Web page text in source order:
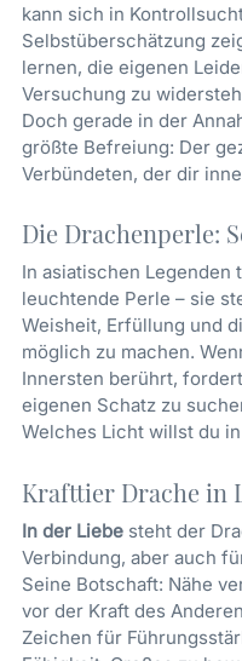
kann sich in
Selbstüberschätzung
lernen, die eigenen
Versuchung zu
Doch gerade in der
größte Befreiung: Der
Verbündeten, der dir
Die Drachenperle:
In asiatischen Legenden
leuchtende Perle – sie
Weisheit, Erfüllung und
möglich zu machen.
Innersten berührt,
eigenen Schatz zu
Welches Licht willst du
Krafttier Drache in
In der Liebe steht der
Verbindung, aber auch
Seine Botschaft: Nähe
vor der Kraft des
Zeichen für